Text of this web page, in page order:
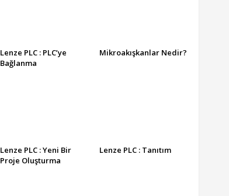
Lenze PLC : PLC’ye
Bağlanma
Mikroakışkanlar Nedir?
Lenze PLC : Yeni Bir
Proje Oluşturma
Lenze PLC : Tanıtım